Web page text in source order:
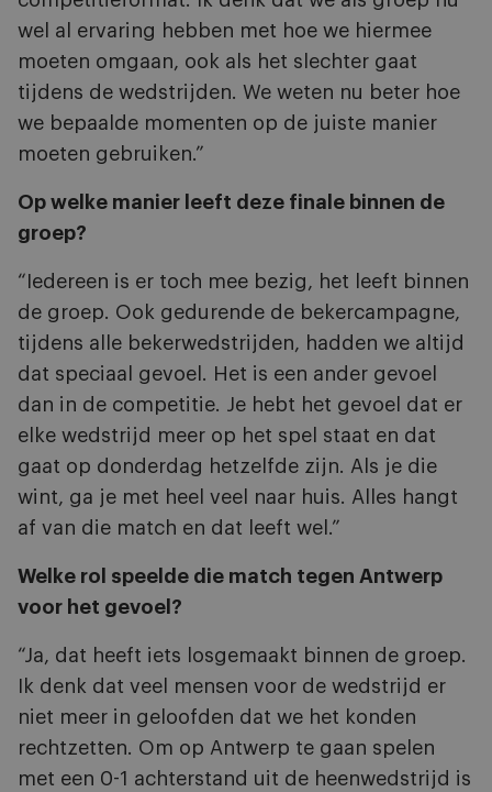
wel al ervaring hebben met hoe we hiermee
moeten omgaan, ook als het slechter gaat
tijdens de wedstrijden. We weten nu beter hoe
we bepaalde momenten op de juiste manier
moeten gebruiken.”
Op welke manier leeft deze finale binnen de
groep?
“Iedereen is er toch mee bezig, het leeft binnen
de groep. Ook gedurende de bekercampagne,
tijdens alle bekerwedstrijden, hadden we altijd
dat speciaal gevoel. Het is een ander gevoel
dan in de competitie. Je hebt het gevoel dat er
elke wedstrijd meer op het spel staat en dat
gaat op donderdag hetzelfde zijn. Als je die
wint, ga je met heel veel naar huis. Alles hangt
af van die match en dat leeft wel.”
Welke rol speelde die match tegen Antwerp
voor het gevoel?
“Ja, dat heeft iets losgemaakt binnen de groep.
Ik denk dat veel mensen voor de wedstrijd er
niet meer in geloofden dat we het konden
rechtzetten. Om op Antwerp te gaan spelen
met een 0-1 achterstand uit de heenwedstrijd is